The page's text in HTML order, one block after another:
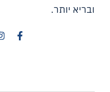
ובריא יותר.